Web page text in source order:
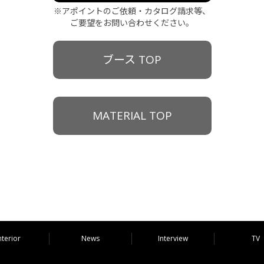
※アポイントのご依頼・カタログ請求等、
ご要望をお問い合わせください。
ブース TOP
MATERIAL TOP
News Interview TV